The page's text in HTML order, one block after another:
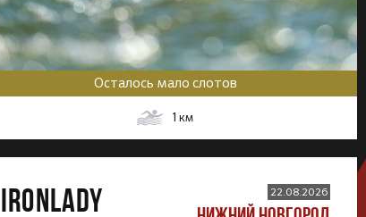
Осталось мало слотов
1км
IRONLADY 22.08.2026